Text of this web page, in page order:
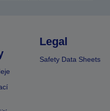
Legal
Safety Data Sheets